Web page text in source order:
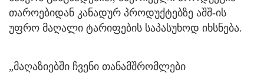
თაროებიდან კანადურ პროდუქტებზე აშშ-ის
უფრო მაღალი ტარიფების საპასუხოდ იხსნება.
„მაღაზიებში ჩვენი თანამშრომლები